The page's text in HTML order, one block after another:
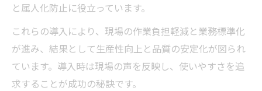
と属人化防止に役立っています。
これらの導入により、現場の作業負担軽減と業務標準化
が進み、結果として生産性向上と品質の安定化が図られ
ています。導入時は現場の声を反映し、使いやすさを追
求することが成功の秘訣です。